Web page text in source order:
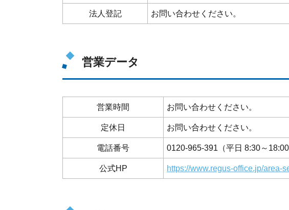
法人登記 お問い合わせください。
営業データ
営業時間 お問い合わせください。
定休日 お問い合わせください。
電話番号 0120-965-391（平日 8:30～18:00
公式HP https://www.regus-office.jp/area-